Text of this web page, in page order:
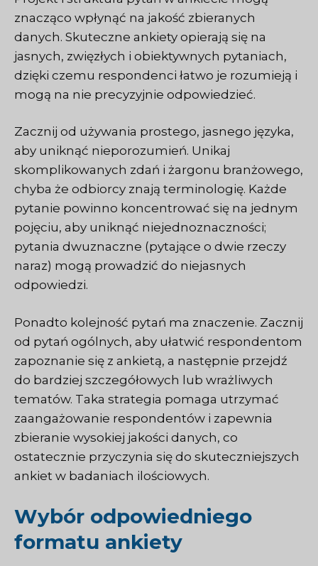
znacząco wpłynąć na jakość zbieranych
danych. Skuteczne ankiety opierają się na
jasnych, zwięzłych i obiektywnych pytaniach,
dzięki czemu respondenci łatwo je rozumieją i
mogą na nie precyzyjnie odpowiedzieć.
Zacznij od używania prostego, jasnego języka,
aby uniknąć nieporozumień. Unikaj
skomplikowanych zdań i żargonu branżowego,
chyba że odbiorcy znają terminologię. Każde
pytanie powinno koncentrować się na jednym
pojęciu, aby uniknąć niejednoznaczności;
pytania dwuznaczne (pytające o dwie rzeczy
naraz) mogą prowadzić do niejasnych
odpowiedzi.
Ponadto kolejność pytań ma znaczenie. Zacznij
od pytań ogólnych, aby ułatwić respondentom
zapoznanie się z ankietą, a następnie przejdź
do bardziej szczegółowych lub wrażliwych
tematów. Taka strategia pomaga utrzymać
zaangażowanie respondentów i zapewnia
zbieranie wysokiej jakości danych, co
ostatecznie przyczynia się do skuteczniejszych
ankiet w badaniach ilościowych.
Wybór odpowiedniego
formatu ankiety